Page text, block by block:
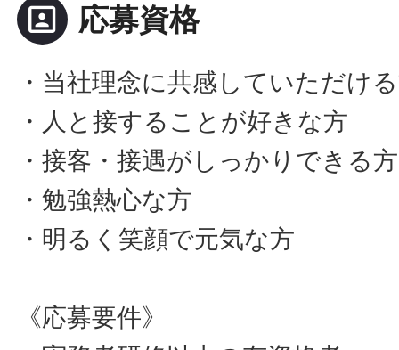
portrait 応募資格
・当社理念に共感していただけ
・人と接することが好きな方
・接客・接遇がしっかりできる方
・勉強熱心な方
・明るく笑顔で元気な方
《応募要件》